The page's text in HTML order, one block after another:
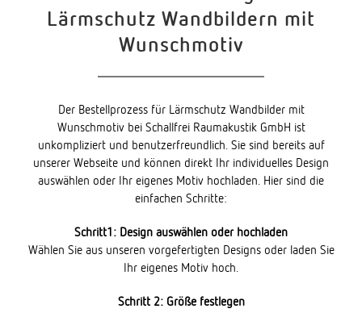
Lärmschutz Wandbildern mit
Wunschmotiv
Der Bestellprozess für Lärmschutz Wandbilder mit
Wunschmotiv bei Schallfrei Raumakustik GmbH ist
unkompliziert und benutzerfreundlich. Sie sind bereits auf
unserer Webseite und können direkt Ihr individuelles Design
auswählen oder Ihr eigenes Motiv hochladen. Hier sind die
einfachen Schritte:
Schritt1: Design auswählen oder hochladen
Wählen Sie aus unseren vorgefertigten Designs oder laden Sie
Ihr eigenes Motiv hoch.
Schritt 2: Größe festlegen